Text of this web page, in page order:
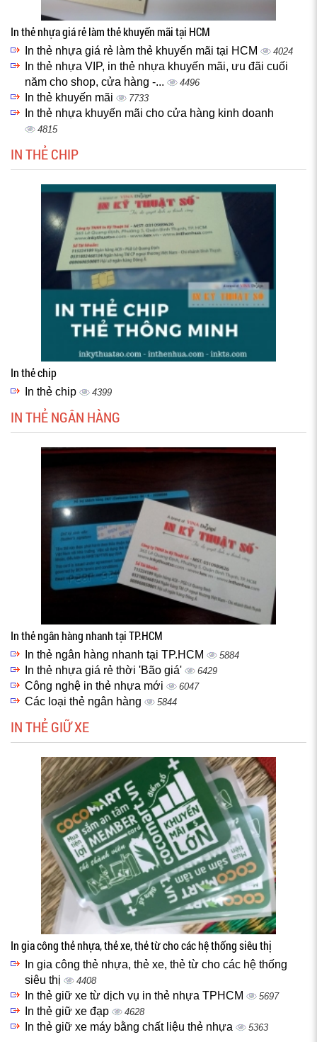
In thẻ nhựa giá rẻ làm thẻ khuyến mãi tại HCM
In thẻ nhựa giá rẻ làm thẻ khuyến mãi tại HCM 4024
In thẻ nhựa VIP, in thẻ nhựa khuyến mãi, ưu đãi cuối
năm cho shop, cửa hàng -...
4496
In thẻ khuyến mãi 7733
In thẻ nhựa khuyến mãi cho cửa hàng kinh doanh
4815
IN THẺ CHIP
In thẻ chip
In thẻ chip 4399
IN THẺ NGÂN HÀNG
In thẻ ngân hàng nhanh tại TP.HCM
In thẻ ngân hàng nhanh tại TP.HCM 5884
In thẻ nhựa giá rẻ thời 'Bão giá' 6429
Công nghệ in thẻ nhựa mới 6047
Các loại thẻ ngân hàng 5844
IN THẺ GIỮ XE
In gia công thẻ nhựa, thẻ xe, thẻ từ cho các hệ thống siêu thị
In gia công thẻ nhựa, thẻ xe, thẻ từ cho các hệ thống
siêu thị
4408
In thẻ giữ xe từ dịch vụ in thẻ nhựa TPHCM 5697
In thẻ giữ xe đạp 4628
In thẻ giữ xe máy bằng chất liệu thẻ nhựa 5363